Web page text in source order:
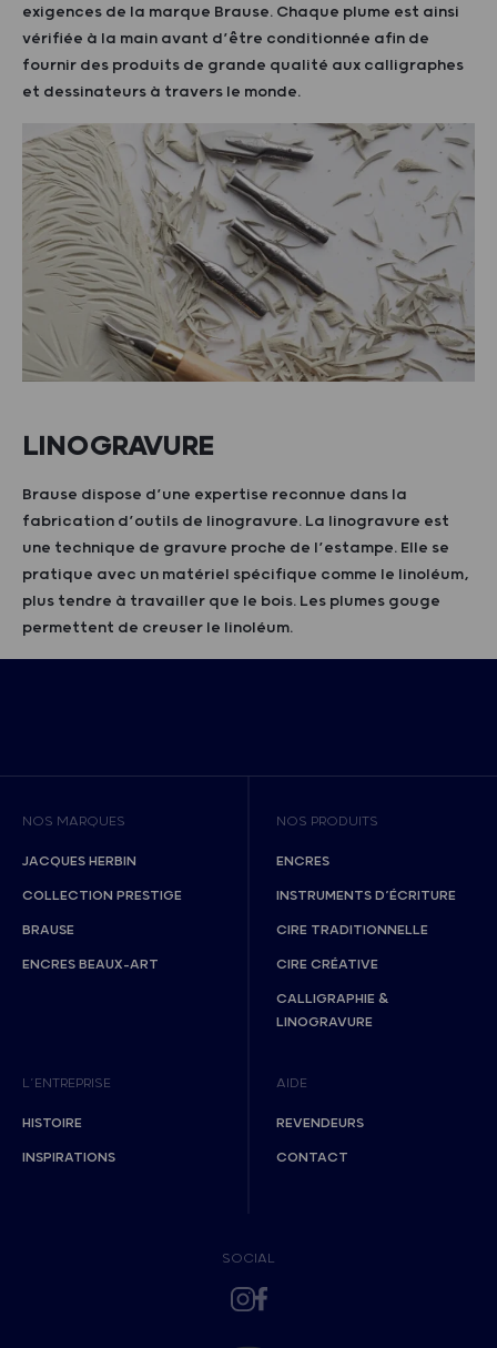
exigences de la marque Brause. Chaque plume est ainsi
vérifiée à la main avant d’être conditionnée afin de
fournir des produits de grande qualité aux calligraphes
et dessinateurs à travers le monde.
LINOGRAVURE
Brause dispose d’une expertise reconnue dans la
fabrication d’outils de linogravure. La linogravure est
une technique de gravure proche de l’estampe. Elle se
pratique avec un matériel spécifique comme le linoléum,
plus tendre à travailler que le bois. Les plumes gouge
permettent de creuser le linoléum.
NOS MARQUES
JACQUES HERBIN
COLLECTION PRESTIGE
BRAUSE
ENCRES BEAUX-ART
NOS PRODUITS
ENCRES
INSTRUMENTS D’ÉCRITURE
CIRE TRADITIONNELLE
CIRE CRÉATIVE
CALLIGRAPHIE &
LINOGRAVURE
L’ENTREPRISE
HISTOIRE
INSPIRATIONS
AIDE
REVENDEURS
CONTACT
SOCIAL